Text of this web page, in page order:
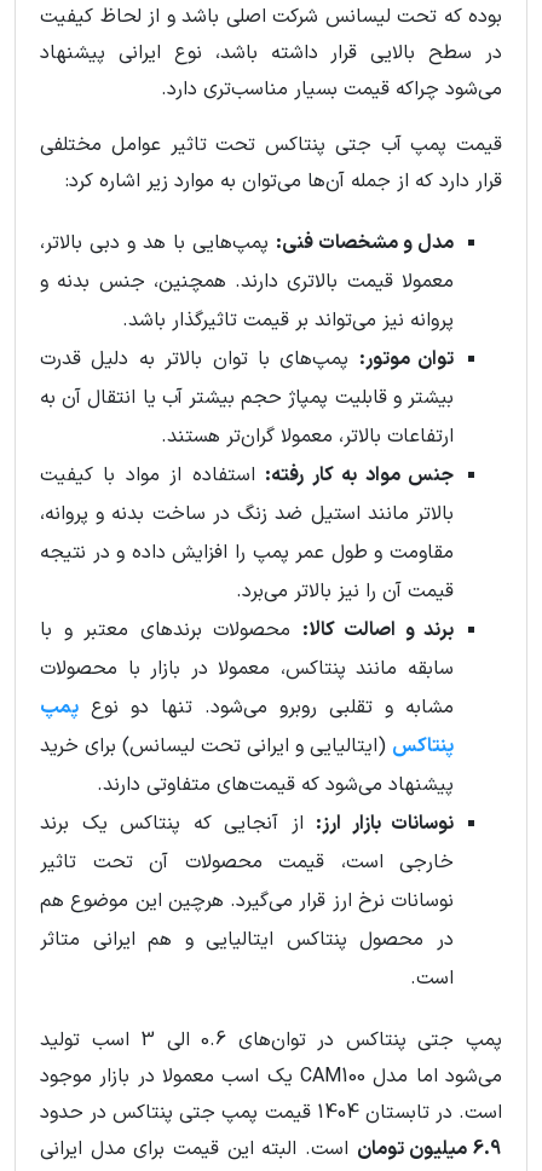
بوده که تحت لیسانس شرکت اصلی باشد و از لحاظ کیفیت
در سطح بالایی قرار داشته باشد، نوع ایرانی پیشنهاد
می‌شود چراکه قیمت بسیار مناسب‌تری دارد.
قیمت پمپ آب جتی پنتاکس تحت تاثیر عوامل مختلفی
قرار دارد که از جمله آن‌ها می‌توان به موارد زیر اشاره کرد:
مدل و مشخصات فنی: پمپ‌هایی با هد و دبی بالاتر،
معمولا قیمت بالاتری دارند. همچنین، جنس بدنه و
پروانه نیز می‌تواند بر قیمت تاثیرگذار باشد.
توان موتور: پمپ‌های با توان بالاتر به دلیل قدرت
بیشتر و قابلیت پمپاژ حجم بیشتر آب یا انتقال آن به
ارتفاعات بالاتر، معمولا گران‌تر هستند.
جنس مواد به کار رفته: استفاده از مواد با کیفیت
بالاتر مانند استیل ضد زنگ در ساخت بدنه و پروانه،
مقاومت و طول عمر پمپ را افزایش داده و در نتیجه
قیمت آن را نیز بالاتر می‌برد.
برند و اصالت کالا: محصولات برندهای معتبر و با
سابقه مانند پنتاکس، معمولا در بازار با محصولات
مشابه و تقلبی روبرو می‌شود. تنها دو نوع پمپ
پنتاکس (ایتالیایی و ایرانی تحت لیسانس) برای خرید
پیشنهاد می‌شود که قیمت‌های متفاوتی دارند.
نوسانات بازار ارز: از آنجایی که پنتاکس یک برند
خارجی است، قیمت محصولات آن تحت تاثیر
نوسانات نرخ ارز قرار می‌گیرد. هرچین این موضوع هم
در محصول پنتاکس ایتالیایی و هم ایرانی متاثر
است.
پمپ جتی پنتاکس در توان‌های 0.6 الی 3 اسب تولید
می‌شود اما مدل CAM100 یک اسب معمولا در بازار موجود
است. در تابستان 1404 قیمت پمپ جتی پنتاکس در حدود
6.9 میلیون تومان
است. البته این قیمت برای مدل ایرانی